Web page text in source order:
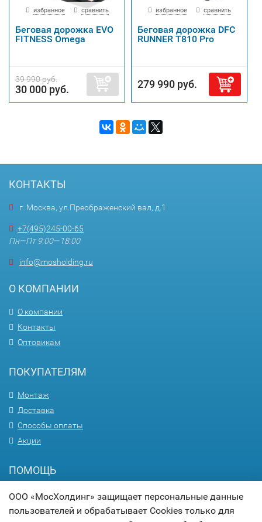
избранное сравнить
Беговая дорожка EVO
FITNESS Omega
39 990 руб.
30 000 руб.
избранное сравнить
Беговая дорожка DFC
RUNNER T810 Pro
279 990 руб.
КОНТАКТЫ
г. Москва, ул.Преображенский вал, д.1
+7(495)245-00-65
Пн—Пт 9:00—18:00
info@mosholding.ru
О КОМПАНИИ
О компании
Контакты
Оптовикам
ПОКУПАТЕЛЯМ
Монтаж
Доставка
Способы оплаты
Акции
ПОМОЩЬ
Вопрос-ответ
Гарантия
ООО «МосХолдинг» защищает персональные данные
пользователей и обрабатывает Cookies только для